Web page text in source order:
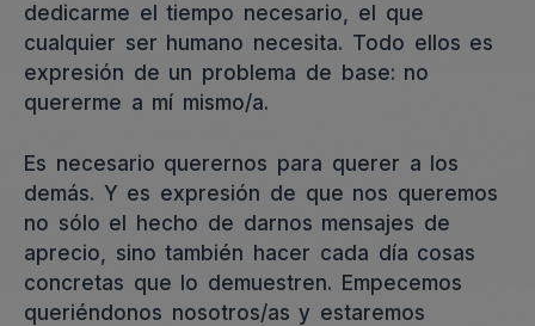
dedicarme el tiempo necesario, el que
cualquier ser humano necesita. Todo ellos es
expresión de un problema de base: no
quererme a mí mismo/a.
Es necesario querernos para querer a los
demás. Y es expresión de que nos queremos
no sólo el hecho de darnos mensajes de
aprecio, sino también hacer cada día cosas
concretas que lo demuestren. Empecemos
queriéndonos nosotros/as y estaremos